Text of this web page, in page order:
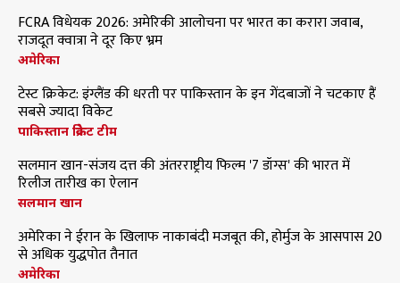
FCRA विधेयक 2026: अमेरिकी आलोचना पर भारत का करारा जवाब,
राजदूत क्वात्रा ने दूर किए भ्रम
अमेरिका
टेस्ट क्रिकेट: इंग्लैंड की धरती पर पाकिस्तान के इन गेंदबाजों ने चटकाए हैं
सबसे ज्यादा विकेट
पाकिस्तान क्रिकेट टीम
सलमान खान-संजय दत्त की अंतरराष्ट्रीय फिल्म '7 डॉग्स' की भारत में
रिलीज तारीख का ऐलान
सलमान खान
अमेरिका ने ईरान के खिलाफ नाकाबंदी मजबूत की, होर्मुज के आसपास 20
से अधिक युद्धपोत तैनात
अमेरिका